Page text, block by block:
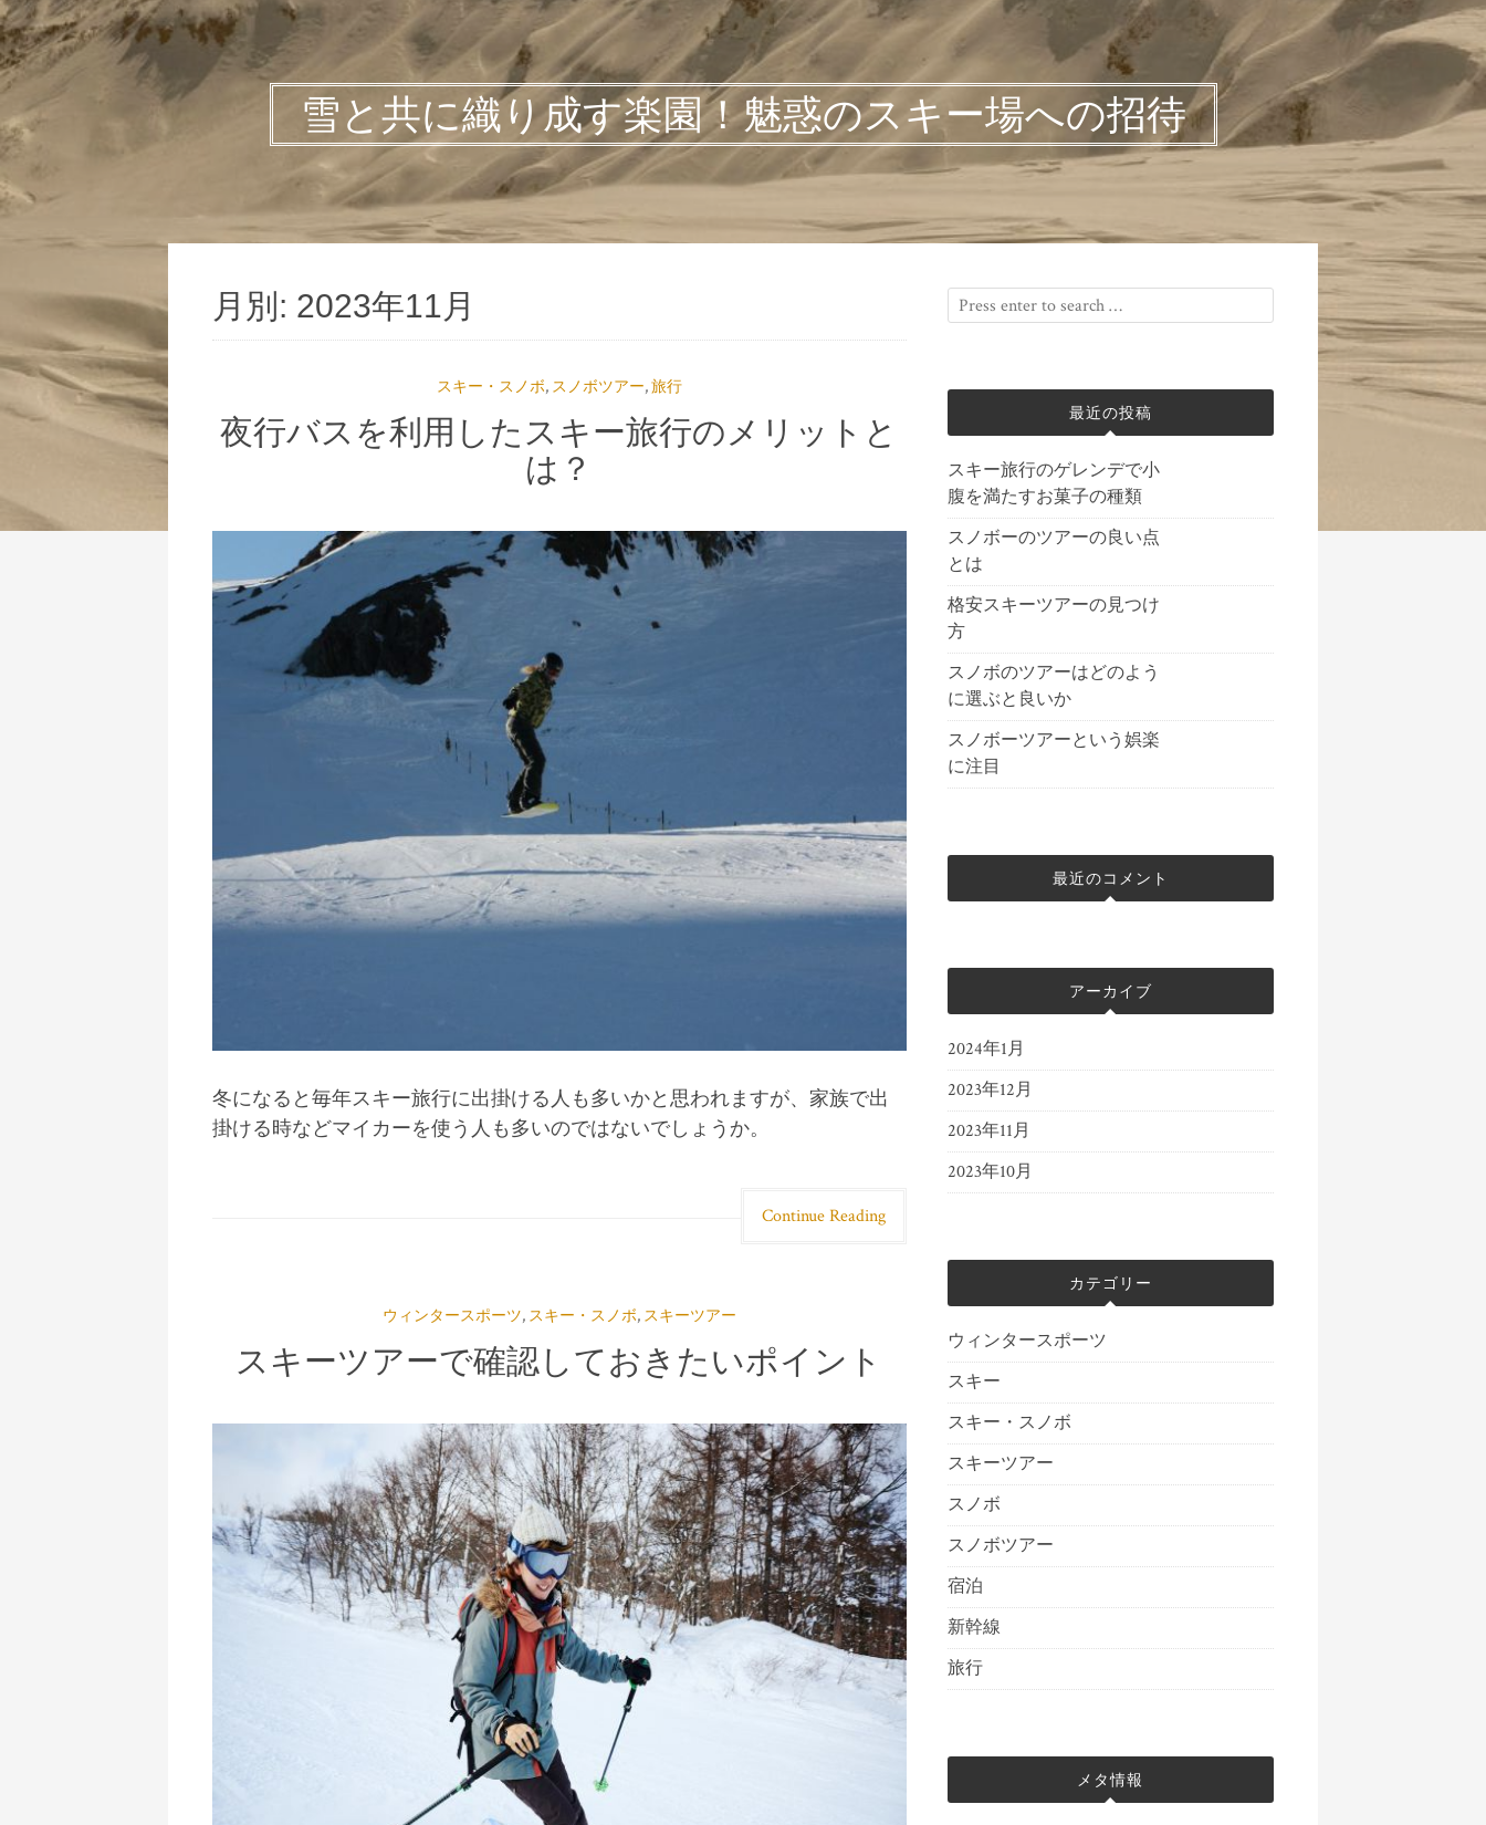
雪と共に織り成す楽園！魅惑のスキー場への招待
月別: 2023年11月
スキー・スノボ, スノボツアー,旅行
夜行バスを利用したスキー旅行のメリットと
は？
冬になると毎年スキー旅行に出掛ける人も多いかと思われますが、家族で出
掛ける時などマイカーを使う人も多いのではないでしょうか。
Continue Reading
ウィンタースポーツ, スキー・スノボ, スキーツアー
スキーツアーで確認しておきたいポイント
最近の投稿
スキー旅行のゲレンデで小
腹を満たすお菓子の種類
スノボーのツアーの良い点
とは
格安スキーツアーの見つけ
方
スノボのツアーはどのよう
に選ぶと良いか
スノボーツアーという娯楽
に注目
最近のコメント
アーカイブ
2024年1月
2023年12月
2023年11月
2023年10月
カテゴリー
ウィンタースポーツ
スキー
スキー・スノボ
スキーツアー
スノボ
スノボツアー
宿泊
新幹線
旅行
メタ情報